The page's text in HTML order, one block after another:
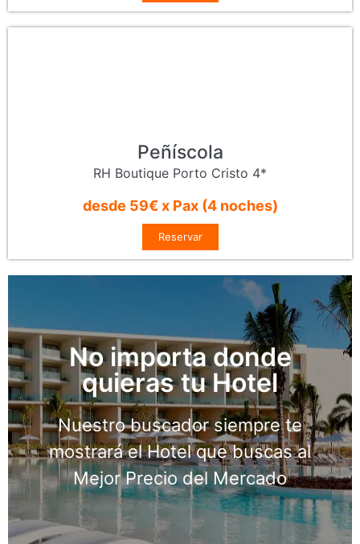
Peñíscola
RH Boutique Porto Cristo 4*
desde 59€ x Pax (4 noches)
Reservar
No importa donde
quieras tu Hotel
Nuestro buscador siempre te
mostrará el Hotel que buscas al
Mejor Precio del Mercado
¡Pruébalo ahora!
Buscar Hotel